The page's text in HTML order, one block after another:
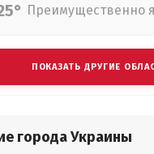
Преимущественно
ПОКАЗАТЬ ДРУГИЕ
города Украины